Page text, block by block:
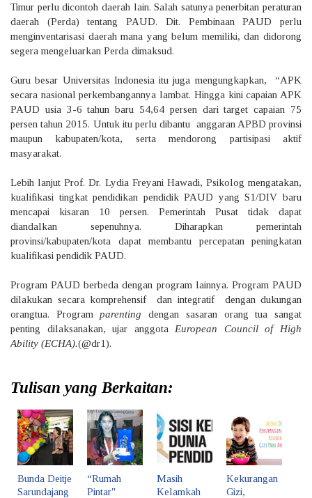
Timur perlu dicontoh daerah lain. Salah satunya penerbitan peraturan
daerah (Perda) tentang PAUD. Dit. Pembinaan PAUD perlu
menginventarisasi daerah mana yang belum memiliki, dan didorong
segera mengeluarkan Perda dimaksud.
Guru besar Universitas Indonesia itu juga mengungkapkan, “APK
secara nasional perkembangannya lambat. Hingga kini capaian APK
PAUD usia 3-6 tahun baru 54,64 persen dari target capaian 75
persen tahun 2015. Untuk itu perlu dibantu anggaran APBD provinsi
maupun kabupaten/kota, serta mendorong partisipasi aktif
masyarakat.
Lebih lanjut Prof. Dr. Lydia Freyani Hawadi, Psikolog mengatakan,
kualifikasi tingkat pendidikan pendidik PAUD yang S1/DIV baru
mencapai kisaran 10 persen. Pemerintah Pusat tidak dapat
diandalkan sepenuhnya. Diharapkan pemerintah
provinsi/kabupaten/kota dapat membantu percepatan peningkatan
kualifikasi pendidik PAUD.
Program PAUD berbeda dengan program lainnya. Program PAUD
dilakukan secara komprehensif dan integratif dengan dukungan
orangtua. Programparenting dengan sasaran orang tua sangat
penting dilaksanakan, ujar anggota European Council of High
Ability (ECHA).(@dr1).
Tulisan yang Berkaitan:
Bunda Deitje
Sarundajang
“Rumah
Pintar"
Masih
Kelamkah
Kekurangan
Gizi,